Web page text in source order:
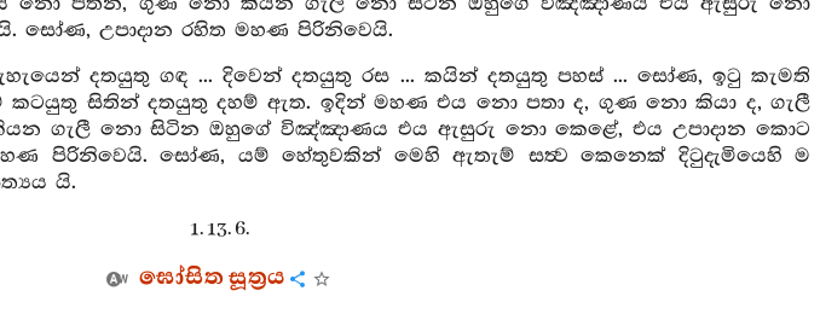
සෝණ, උපාදාන රහිත මහණ පිරිනිවෙයි.
දතයුතු ගඳ ... දිවෙන් දතයුතු රස ... කයින් දතයුතු පහස් ... සෝණ, ඉටු කැමති
කටයුතු සිතින් දතයුතු දහම් ඇත. ඉදින් මහණ එය නො පතා ද, ගුණ නො කියා ද, ගැලී
ගැලී නො සිටින ඔහුගේ විඤ්ඤාණය එය ඇසුරු නො කෙළේ, එය උපාදාන කොට
පිරිනිවෙයි. සෝණ, යම් හේතුවකින් මෙහි ඇතැම් සත්‍ව කෙනෙක් දිටුදැමියෙහි ම
යි.
1. 13. 6.
ඝෝසිත සූත්‍රය